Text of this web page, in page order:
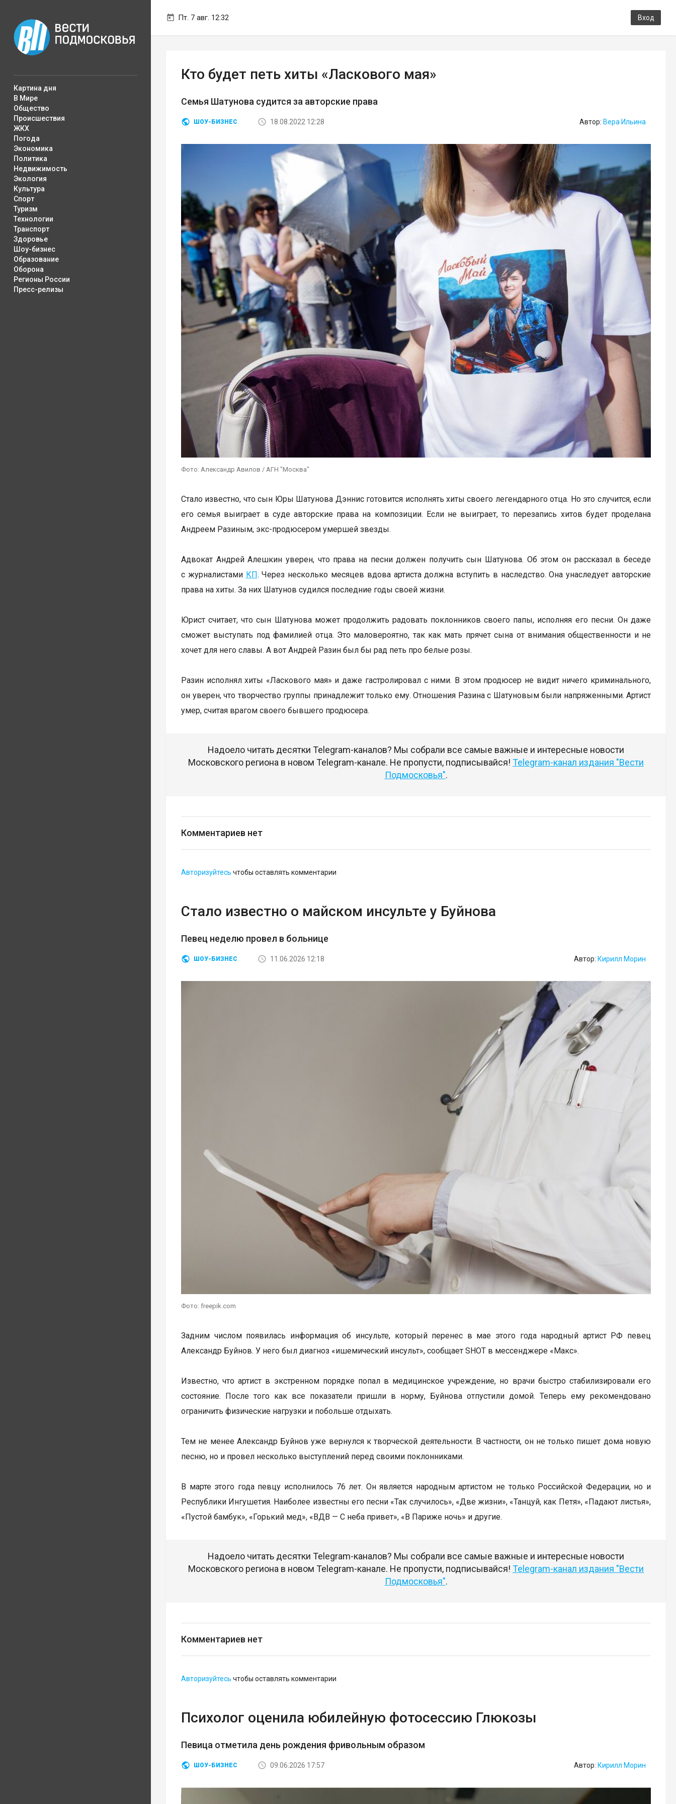
Пт. 7 авг. 12:32 Вход
Картина дня
В Мире
Общество
Происшествия
ЖКХ
Погода
Экономика
Политика
Недвижимость
Экология
Культура
Спорт
Туризм
Технологии
Транспорт
Здоровье
Шоу-бизнес
Образование
Оборона
Регионы России
Пресс-релизы
Кто будет петь хиты «Ласкового мая»
Семья Шатунова судится за авторские права
ШОУ-БИЗНЕС 18.08.2022 12:28 Автор: Вера Ильина
Фото: Александр Авилов / АГН "Москва"
Стало известно, что сын Юры Шатунова Дэннис готовится исполнять хиты своего легендарного отца. Но это случится, если
его семья выиграет в суде авторские права на композиции. Если не выиграет, то перезапись хитов будет проделана
Андреем Разиным, экс-продюсером умершей звезды.
Адвокат Андрей Алешкин уверен, что права на песни должен получить сын Шатунова. Об этом он рассказал в беседе
с журналистами КП. Через несколько месяцев вдова артиста должна вступить в наследство. Она унаследует авторские
права на хиты. За них Шатунов судился последние годы своей жизни.
Юрист считает, что сын Шатунова может продолжить радовать поклонников своего папы, исполняя его песни. Он даже
сможет выступать под фамилией отца. Это маловероятно, так как мать прячет сына от внимания общественности и не
хочет для него славы. А вот Андрей Разин был бы рад петь про белые розы.
Разин исполнял хиты «Ласкового мая» и даже гастролировал с ними. В этом продюсер не видит ничего криминального,
он уверен, что творчество группы принадлежит только ему. Отношения Разина с Шатуновым были напряженными. Артист
умер, считая врагом своего бывшего продюсера.
Надоело читать десятки Telegram-каналов? Мы собрали все самые важные и интересные новости
Московского региона в новом Telegram-канале. Не пропусти, подписывайся! Telegram-канал издания "Вести
Подмосковья".
Комментариев нет
Авторизуйтесь чтобы оставлять комментарии
Стало известно о майском инсульте у Буйнова
Певец неделю провел в больнице
ШОУ-БИЗНЕС 11.06.2026 12:18 Автор: Кирилл Морин
Фото: freepik.com
Задним числом появилась информация об инсульте, который перенес в мае этого года народный артист РФ певец
Александр Буйнов. У него был диагноз «ишемический инсульт», сообщает SHOT в мессенджере «Макс».
Известно, что артист в экстренном порядке попал в медицинское учреждение, но врачи быстро стабилизировали его
состояние. После того как все показатели пришли в норму, Буйнова отпустили домой. Теперь ему рекомендовано
ограничить физические нагрузки и побольше отдыхать.
Тем не менее Александр Буйнов уже вернулся к творческой деятельности. В частности, он не только пишет дома новую
песню, но и провел несколько выступлений перед своими поклонниками.
В марте этого года певцу исполнилось 76 лет. Он является народным артистом не только Российской Федерации, но и
Республики Ингушетия. Наиболее известны его песни «Так случилось», «Две жизни», «Танцуй, как Петя», «Падают листья»,
«Пустой бамбук», «Горький мед», «ВДВ — С неба привет», «В Париже ночь» и другие.
Надоело читать десятки Telegram-каналов? Мы собрали все самые важные и интересные новости
Московского региона в новом Telegram-канале. Не пропусти, подписывайся! Telegram-канал издания "Вести
Подмосковья".
Комментариев нет
Авторизуйтесь чтобы оставлять комментарии
Психолог оценила юбилейную фотосессию Глюкозы
Певица отметила день рождения фривольным образом
ШОУ-БИЗНЕС 09.06.2026 17:57 Автор: Кирилл Морин